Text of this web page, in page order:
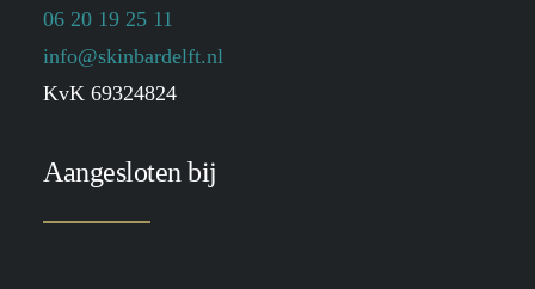
06 20 19 25 11
info@skinbardelft.nl
KvK 69324824
Aangesloten bij